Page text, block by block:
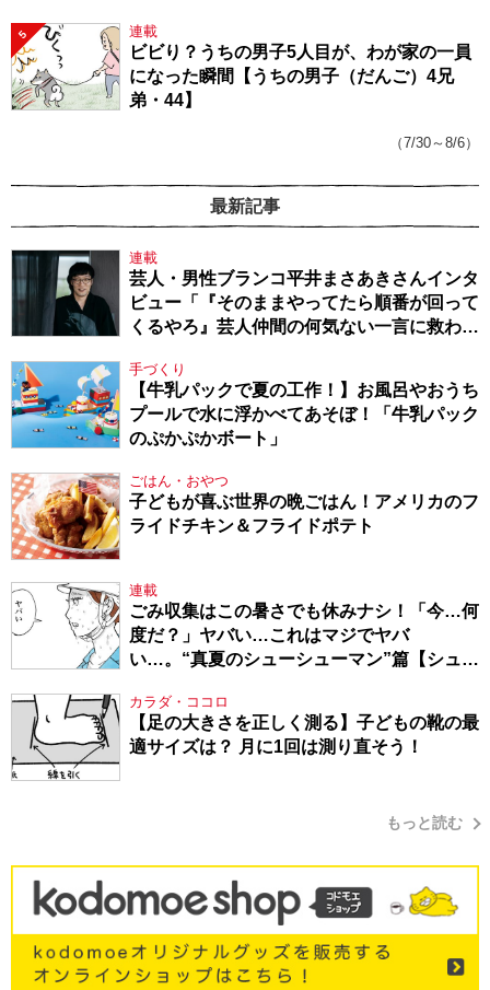
5 連載
ビビり？うちの男子5人目が、わが家の一員
になった瞬間【うちの男子（だんご）4兄
弟・44】
（7/30～8/6）
最新記事
連載
芸人・男性ブランコ平井まさあきさんインタ
ビュー「『そのままやってたら順番が回って
くるやろ』芸人仲間の何気ない一言に救われ
手づくり
【牛乳パックで夏の工作！】お風呂やおうち
プールで水に浮かべてあそぼ！「牛乳パック
のぷかぷかボート」
ごはん・おやつ
子どもが喜ぶ世界の晩ごはん！アメリカのフ
ライドチキン＆フライドポテト
連載
ごみ収集はこの暑さでも休みナシ！「今…何
度だ？」ヤバい…これはマジでヤバ
い…。“真夏のシューシューマン”篇【シュー
カラダ・ココロ
【足の大きさを正しく測る】子どもの靴の最
適サイズは？ 月に1回は測り直そう！
もっと読む